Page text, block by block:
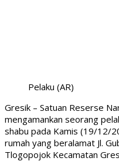
Pelaku (AR)
Gresik – Satuan Reserse
mengamankan seorang
shabu pada Kamis (19/12/
rumah yang beralamat Jl.
Tlogopojok Kecamatan